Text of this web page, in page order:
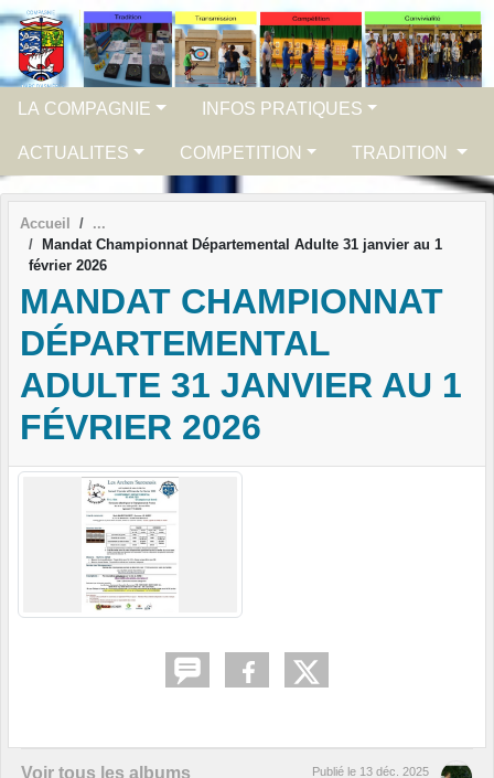
LA COMPAGNIE INFOS PRATIQUES
ACTUALITES COMPETITION TRADITION
Accueil
Mandat Championnat Départemental Adulte 31 janvier au 1
février 2026
MANDAT CHAMPIONNAT
DÉPARTEMENTAL
ADULTE 31 JANVIER AU 1
FÉVRIER 2026
Voir tous les albums
Publié le 13 déc. 2025
Panneau de gestion des cookies